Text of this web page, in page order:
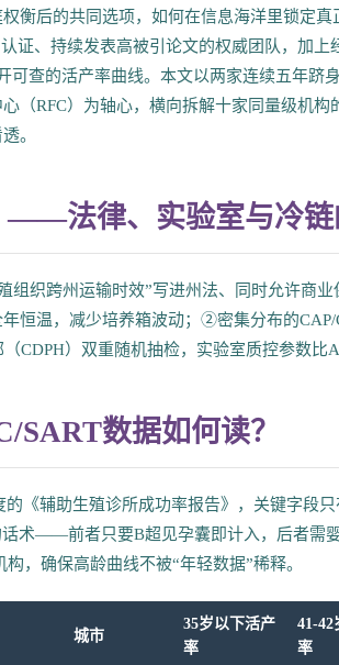
衡后的共同选项，如何在信息海洋里锁定
证、持续发表高被引论文的权威团队，加
可查的活产率曲线。本文以两家连续五年
（RFC）为轴心，横向拆解十家同量级机
。
——法律、实验室与冷链
组织跨州运输时效”写进州法、同时允许商
恒温，减少培养箱波动；②密集分布的
CDPH）双重随机抽检，实验室质控参数比
SART数据如何读？
的《辅助生殖诊所成功率报告》，关键字段
话术——前者只要B超见孕囊即计入，后者需
，确保高龄曲线不被“年轻数据”稀释。
城市
35岁以下活产
率
41-42
率